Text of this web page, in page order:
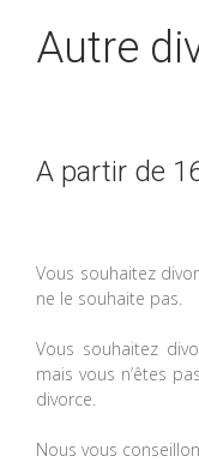
Autre
A partir de
Vous souhaitez
ne le souhaite pas.
Vous souhaitez
mais vous n’êtes
divorce.
Nous vous